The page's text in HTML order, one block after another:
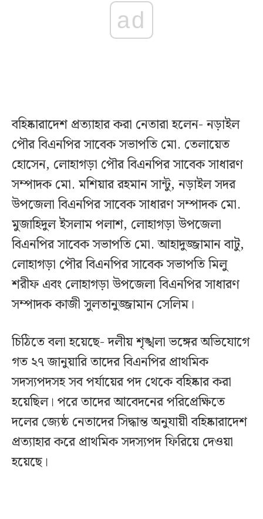
ad
বহিষ্কারাদেশ প্রত্যাহার করা নেতারা হলেন- নড়াইল
পৌর বিএনপির সাবেক সভাপতি মো. তেলায়েত
হোসেন, লোহাগড়া পৌর বিএনপির সাবেক সাধারণ
সম্পাদক মো. মশিয়ার রহমান সান্টু, নড়াইল সদর
উপজেলা বিএনপির সাবেক সাধারণ সম্পাদক মো.
মুজাহিদুল ইসলাম পলাশ, লোহাগড়া উপজেলা
বিএনপির সাবেক সভাপতি মো. আহাদুজ্জামান বাটু,
লোহাগড়া পৌর বিএনপির সাবেক সভাপতি মিলু
শরীফ এবং লোহাগড়া উপজেলা বিএনপির সাধারণ
সম্পাদক কাজী সুলতানুজ্জামান সেলিম।
চিঠিতে বলা হয়েছে- দলীয় শৃঙ্খলা ভঙ্গের অভিযোগে
গত ২৭ জানুয়ারি তাদের বিএনপির প্রাথমিক
সদস্যপদসহ সব পর্যায়ের পদ থেকে বহিষ্কার করা
হয়েছিল। পরে তাদের আবেদনের পরিপ্রেক্ষিতে
দলের জ্যেষ্ঠ নেতাদের সিদ্ধান্ত অনুযায়ী বহিষ্কারাদেশ
প্রত্যাহার করে প্রাথমিক সদস্যপদ ফিরিয়ে দেওয়া
হয়েছে।